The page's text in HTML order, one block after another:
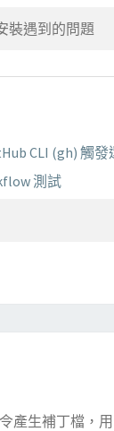
裝遇到的問題
CLI (gh) 觸發
測試
產生補丁檔，